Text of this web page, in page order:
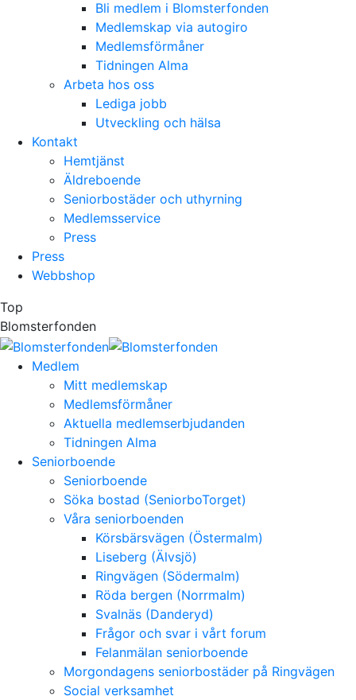
Bli medlem i Blomsterfonden
Medlemskap via autogiro
Medlemsförmåner
Tidningen Alma
Arbeta hos oss
Lediga jobb
Utveckling och hälsa
Kontakt
Hemtjänst
Äldreboende
Seniorbostäder och uthyrning
Medlemsservice
Press
Press
Webbshop
Top
Blomsterfonden
Medlem
Mitt medlemskap
Medlemsförmåner
Aktuella medlemserbjudanden
Tidningen Alma
Seniorboende
Seniorboende
Söka bostad (SeniorboTorget)
Våra seniorboenden
Körsbärsvägen (Östermalm)
Liseberg (Älvsjö)
Ringvägen (Södermalm)
Röda bergen (Norrmalm)
Svalnäs (Danderyd)
Frågor och svar i vårt forum
Felanmälan seniorboende
Morgondagens seniorbostäder på Ringvägen
Social verksamhet